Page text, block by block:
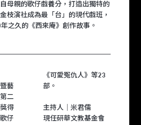
母親的歌仔戲養分，打造出獨特的
枝演社成為最「台」的現代戲班，
之久的《西來庵》創作故事。
藝
二
得
仔
《可愛冤仇人》等23
部。
主持人｜米君儒
現任研華文教基金會